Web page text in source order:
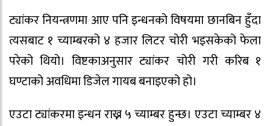
ट्यांकर नियन्त्रणमा आए पनि इन्धनको विषयमा छानबिन हुँदा
त्यसबाट १ च्याम्बरको ४ हजार लिटर चोरी भइसकेको फेला
परेको थियो। विष्टकाअनुसार ट्यांकर चोरी गरी करिब १
घण्टाको अवधिमा डिजेल गायब बनाइएको हो।
एउटा ट्यांकरमा इन्धन राख्न ५ च्याम्बर हुन्छ। एउटा च्याम्बर ४